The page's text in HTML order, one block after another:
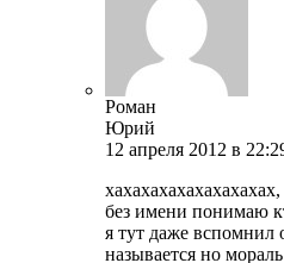
Роман
Юрий
12 апреля 2012 в
без имени понимаю
я тут даже
называется но